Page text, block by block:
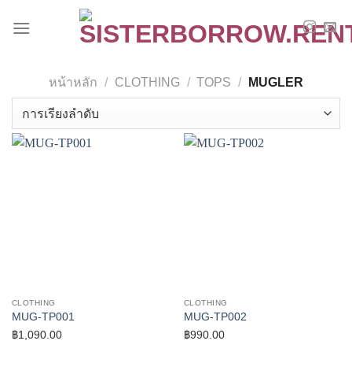
หน้าหลัก / CLOTHING / TOPS / MUGLER
CLOTHING
MUG-TP001
฿1,090.00
CLOTHING
MUG-TP002
฿990.00